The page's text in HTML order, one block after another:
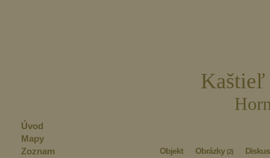
Kaštieľ
Objekt Obrázky(2)
Úvod
Mapy
Zoznam